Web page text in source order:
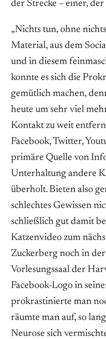
der Strecke – einer,
„Nichts tun, ohne
Material, aus dem
und in diesem
konnte es sich die
gemütlich machen,
heute um sehr viel
Kontakt zu weit
Facebook, Twitter,
primäre Quelle von
Unterhaltung andere
überholt. Bieten also
schlechtes Gewissen
schließlich gut damit
Katzenvideo zum
Zuckerberg noch in
Vorlesungssaal der
Facebook-Logo in
prokrastinierte man
räumte man auf, so
Neurose sich